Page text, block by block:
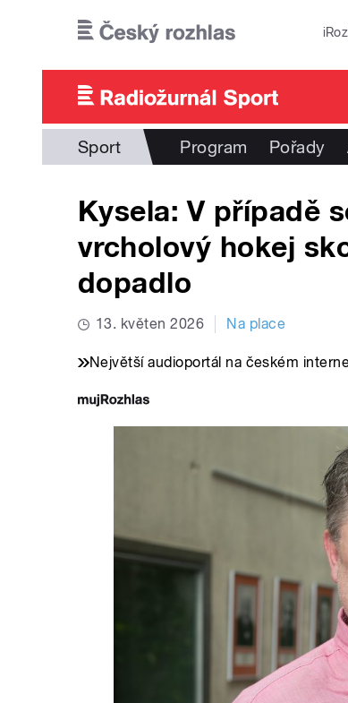
Sport Program Pořady
Kysela: V případě
vrcholový hokej
dopadlo
13. květen 2026 Na place
Největší audioportál na českém